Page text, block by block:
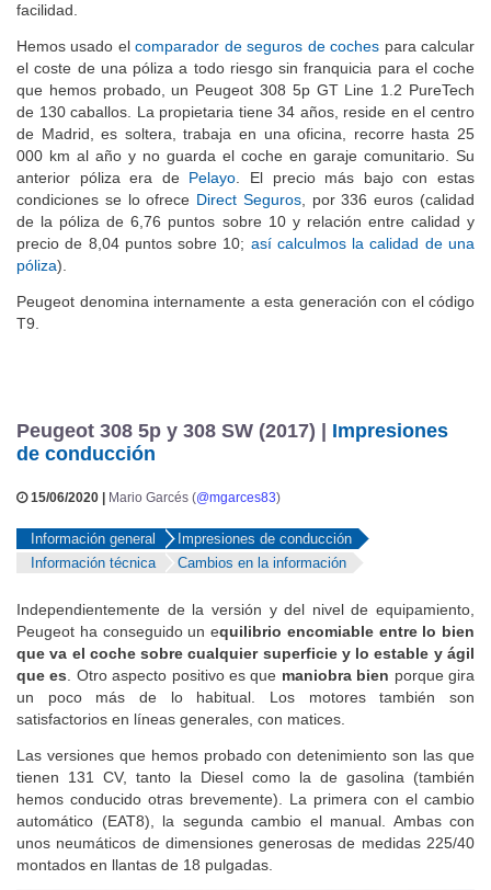
facilidad.
Hemos usado elcomparador de seguros de coches para calcular
el coste de una póliza a todo riesgo sin franquicia para el coche
que hemos probado, un Peugeot 308 5p GT Line 1.2 PureTech
de 130 caballos. La propietaria tiene 34 años, reside en el centro
de Madrid, es soltera, trabaja en una oficina, recorre hasta 25
000 km al año y no guarda el coche en garaje comunitario. Su
anterior póliza era de Pelayo . El precio más bajo con estas
condiciones se lo ofrece Direct Seguros, por 336 euros (calidad
de la póliza de 6,76 puntos sobre 10 y relación entre calidad y
precio de 8,04 puntos sobre 10; así calculmos la calidad de una
póliza).
Peugeot denomina internamente a esta generación con el código
T9.
Peugeot 308 5p y 308 SW (2017) | Impresiones
de conducción
15/06/2020 | Mario Garcés (@mgarces83)
Información general
Impresiones de conducción
Información técnica
Cambios en la información
Independientemente de la versión y del nivel de equipamiento,
Peugeot ha conseguido un equilibrio encomiable entre lo bien
que va el coche sobre cualquier superficie y lo estable y ágil
que es . Otro aspecto positivo es que maniobra bien porque gira
un poco más de lo habitual. Los motores también son
satisfactorios en líneas generales, con matices.
Las versiones que hemos probado con detenimiento son las que
tienen 131 CV, tanto la Diesel como la de gasolina (también
hemos conducido otras brevemente). La primera con el cambio
automático (EAT8), la segunda cambio el manual. Ambas con
unos neumáticos de dimensiones generosas de medidas 225/40
montados en llantas de 18 pulgadas.